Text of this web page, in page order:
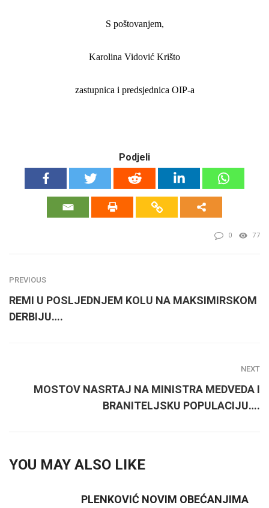
S poštovanjem,
Karolina Vidović Krišto
zastupnica i predsjednica OIP-a
Podjeli
0 77
PREVIOUS
REMI U POSLJEDNJEM KOLU NA MAKSIMIRSKOM
DERBIJU….
NEXT
MOSTOV NASRTAJ NA MINISTRA MEDVEDA I
BRANITELJSKU POPULACIJU….
YOU MAY ALSO LIKE
PLENKOVIĆ NOVIM OBEĆANJIMA